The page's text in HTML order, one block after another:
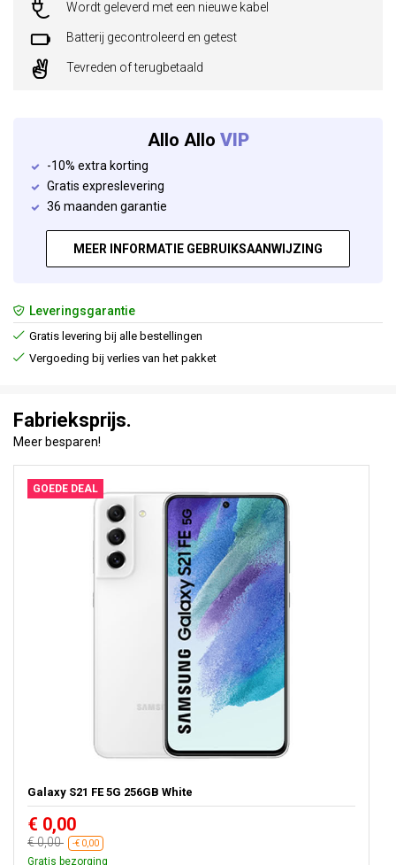
Wordt geleverd met een nieuwe kabel
Batterij gecontroleerd en getest
Tevreden of terugbetaald
Allo Allo VIP
-10% extra korting
Gratis expreslevering
36 maanden garantie
MEER INFORMATIE GEBRUIKSAANWIJZING
Leveringsgarantie
Gratis levering bij alle bestellingen
Vergoeding bij verlies van het pakket
Fabrieksprijs.
Meer besparen!
GOEDE DEAL
Galaxy S21 FE 5G 256GB White
€ 0,00
€ 0,00 -€ 0,00
Gratis bezorging